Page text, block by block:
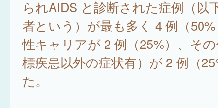
られAIDS と診断された症例（以
者という）が最も多く 4 例（
性キャリアが 2 例（25%）、そ
標疾患以外の症状有）が 2 例（
た。